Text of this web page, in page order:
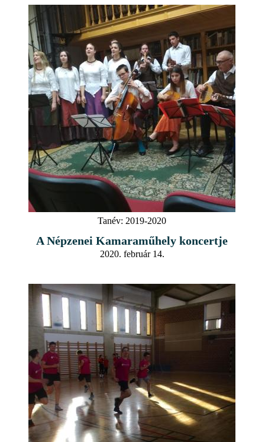
Tanév: 2019-2020
A Népzenei Kamaraműhely koncertje
2020. február 14.